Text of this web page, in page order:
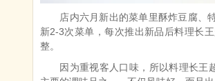
店内六月新出的菜单里酥炸豆腐、
新2-3次菜单，每次推出新品后料理长
整。
因为重视客人口味，所以料理长王